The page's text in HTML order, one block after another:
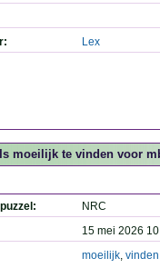
Lex
Is moeilijk te vinden voor
NRC
15 mei 2026
moeilijk, vinden